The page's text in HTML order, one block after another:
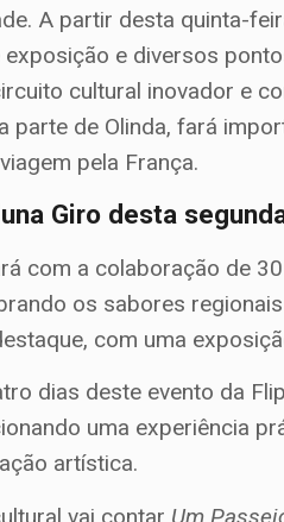
A partir desta quinta-
e diversos
cultural inovador e
parte de Olinda, fará
pela França.
Giro desta
com a colaboração de
os sabores
com uma
dias deste evento da
uma experiência
artística.
vai contar Um